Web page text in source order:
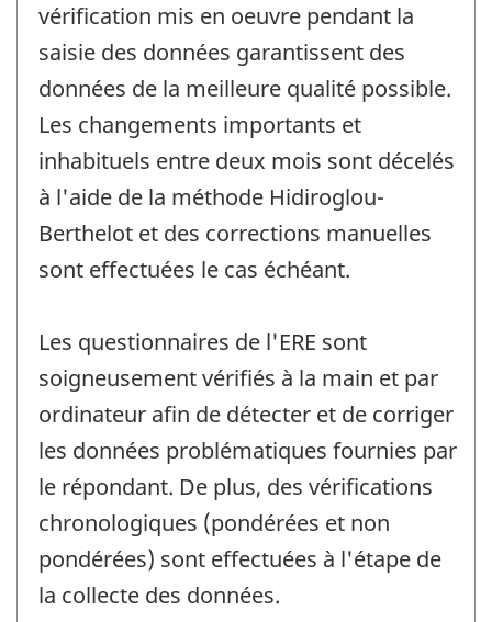
vérification mis en oeuvre pendant la
saisie des données garantissent des
données de la meilleure qualité possible.
Les changements importants et
inhabituels entre deux mois sont décelés
à l'aide de la méthode Hidiroglou-
Berthelot et des corrections manuelles
sont effectuées le cas échéant.
Les questionnaires de l'ERE sont
soigneusement vérifiés à la main et par
ordinateur afin de détecter et de corriger
les données problématiques fournies par
le répondant. De plus, des vérifications
chronologiques (pondérées et non
pondérées) sont effectuées à l'étape de
la collecte des données.